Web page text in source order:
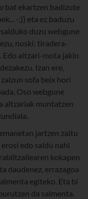
bat ekartzen badizute
-;)) eta ez baduzu
duzu webgune
noski: tiradera-
Edo altzari-mota jakin
Izan ere,
sofa beix hori
Oso webgune
altzariak muntatzen
jartzen zaitu
edo saldu nahi
kokapen
daudenez, errazagoa
egiteko. Eta bi
da salmenta.